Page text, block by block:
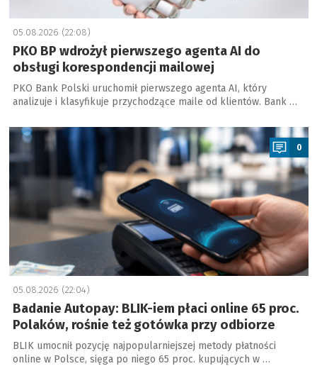
05.08.2026 (22:08)
PKO BP wdrożył pierwszego agenta AI do
obsługi korespondencji mailowej
PKO Bank Polski uruchomił pierwszego agenta AI, który
analizuje i klasyfikuje przychodzące maile od klientów. Bank …
a
0
05.08.2026 (22:04)
Badanie Autopay: BLIK-iem płaci online 65 proc.
Polaków, rośnie też gotówka przy odbiorze
BLIK umocnił pozycję najpopularniejszej metody płatności
online w Polsce, sięga po niego 65 proc. kupujących w …